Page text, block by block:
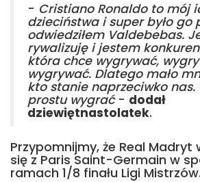
- Cristiano Ronaldo to mój
dzieciństwa i super było go
odwiedziłem Valdebebas.
rywalizuję i jestem
która chce wygrywać,
wygrywać. Dlatego mało
kto stanie naprzeciwko
prostu wygrać- dodał
dziewiętnastolatek.
Przypomnijmy, że Real Madryt
się z Paris Saint-Germain w
ramach 1/8 finału Ligi Mistrzów.